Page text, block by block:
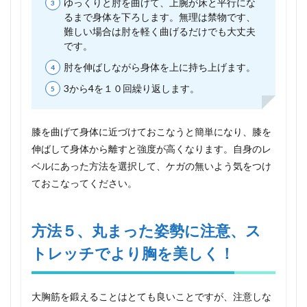
ゆっくりと肘を曲げて、上腕が床と平行にな
るまで身体を下ろします。無理は禁物です、
難しい場合は肘を軽く曲げるだけでも大丈夫
です。
肘を伸ばしながら身体を上に持ち上げます。
3から4を１０回繰り返します。
膝を曲げて身体に近づけておこなうと簡単になり、膝を
伸ばして身体から離すと強度が高くなります。自身のレ
ベルにあった方法を選択して、ケガの無いよう気をつけ
ておこなってください。
方法５、丸まった姿勢に注意、ス
トレッチでより胸を美しく！
大胸筋を鍛えることはとても良いことですが、注意しな